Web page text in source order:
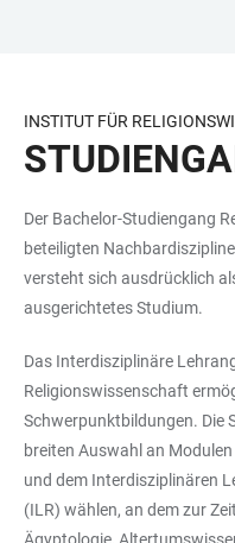
BARRIEREFREIHEIT
INSTITUT FÜR
Der Bachelor-Studiengang
beteiligten
versteht sich ausdrücklich
ausgerichtetes Studium.
Das Interdisziplinäre
Religionswissenschaft
Schwerpunktbildungen. Die
breiten Auswahl an
und dem Interdisziplinären
(ILR) wählen, an dem zur